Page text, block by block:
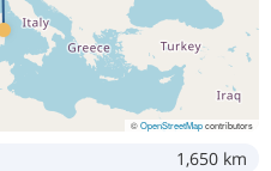
©OpenStreetMapcontributors
1,650 km